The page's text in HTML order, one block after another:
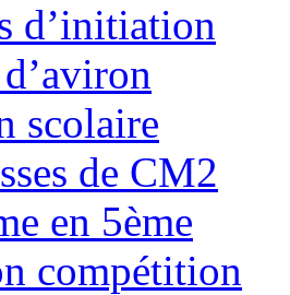
d’initiation
scolaire
de CM2
en 5ème
compétition